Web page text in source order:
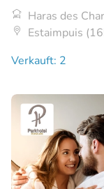
Haras des
Estaimpuis
Verkauft: 2